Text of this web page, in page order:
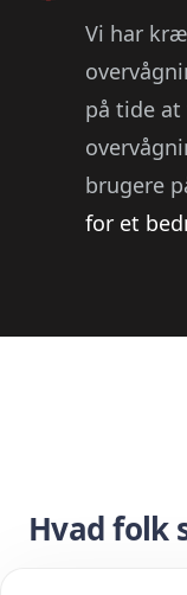
Vi har
på tide
brugere
for et
Hvad folk